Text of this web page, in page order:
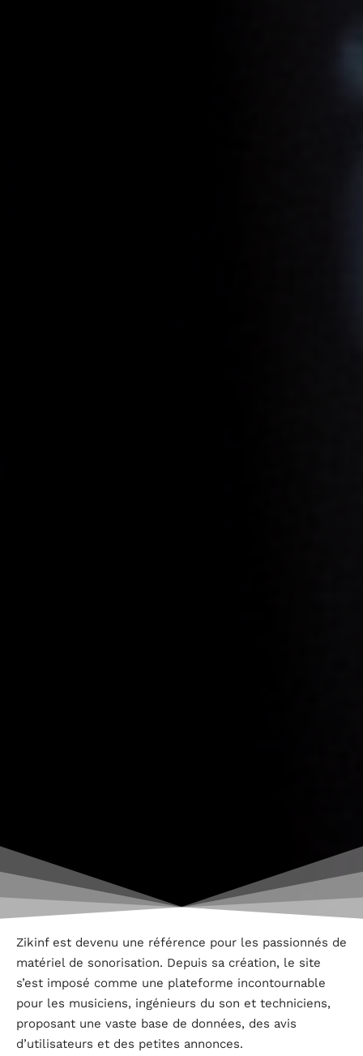
Zikinf est devenu une référence pour les passionnés de
matériel de sonorisation. Depuis sa création, le site
s’est imposé comme une plateforme incontournable
pour les musiciens, ingénieurs du son et techniciens,
proposant une vaste base de données, des avis
d’utilisateurs et des petites annonces.